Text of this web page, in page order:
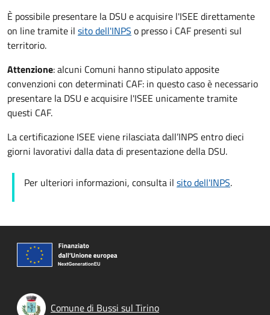
È possibile presentare la DSU e acquisire l'ISEE direttamente
on line tramite il sito dell'INPS o presso i CAF presenti sul
territorio.
Attenzione: alcuni Comuni hanno stipulato apposite
convenzioni con determinati CAF: in questo caso è necessario
presentare la DSU e acquisire l'ISEE unicamente tramite
questi CAF.
La certificazione ISEE viene rilasciata dall’INPS entro dieci
giorni lavorativi dalla data di presentazione della DSU.
Per ulteriori informazioni, consulta il sito dell'INPS.
Comune di Bussi sul Tirino